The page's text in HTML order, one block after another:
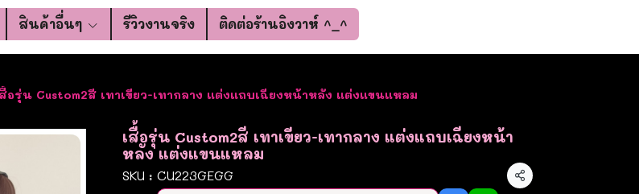
สินค้าอื่นๆ รีวิวงานจริง ติดต่อร้านอิงวาห์ ^_^
อรุ่น Custom2สี เทาเขียว-เทากลาง แต่งแถบเฉียงหน้าหลัง แต่งแขนแหลม
เสื้อรุ่น Custom2สี เทาเขียว-เทากลาง แต่งแถบเฉียงหน้า
หลัง แต่งแขนแหลม
SKU : CU223GEGG
แชร์